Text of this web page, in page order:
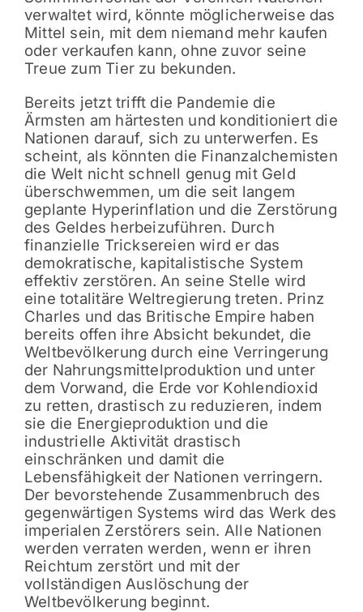
verwaltet wird, könnte möglicherweise das
Mittel sein, mit dem niemand mehr kaufen
oder verkaufen kann, ohne zuvor seine
Treue zum Tier zu bekunden.
Bereits jetzt trifft die Pandemie die
Ärmsten am härtesten und konditioniert die
Nationen darauf, sich zu unterwerfen. Es
scheint, als könnten die Finanzalchemisten
die Welt nicht schnell genug mit Geld
überschwemmen, um die seit langem
geplante Hyperinflation und die Zerstörung
des Geldes herbeizuführen. Durch
finanzielle Tricksereien wird er das
demokratische, kapitalistische System
effektiv zerstören. An seine Stelle wird
eine totalitäre Weltregierung treten. Prinz
Charles und das Britische Empire haben
bereits offen ihre Absicht bekundet, die
Weltbevölkerung durch eine Verringerung
der Nahrungsmittelproduktion und unter
dem Vorwand, die Erde vor Kohlendioxid
zu retten, drastisch zu reduzieren, indem
sie die Energieproduktion und die
industrielle Aktivität drastisch
einschränken und damit die
Lebensfähigkeit der Nationen verringern.
Der bevorstehende Zusammenbruch des
gegenwärtigen Systems wird das Werk des
imperialen Zerstörers sein. Alle Nationen
werden verraten werden, wenn er ihren
Reichtum zerstört und mit der
vollständigen Auslöschung der
Weltbevölkerung beginnt.